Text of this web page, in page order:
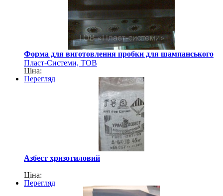
Форма для виготовлення пробки для шампанського
Пласт-Системи, ТОВ
Ціна:
Перегляд
Азбест хризотиловий
Ціна:
Перегляд